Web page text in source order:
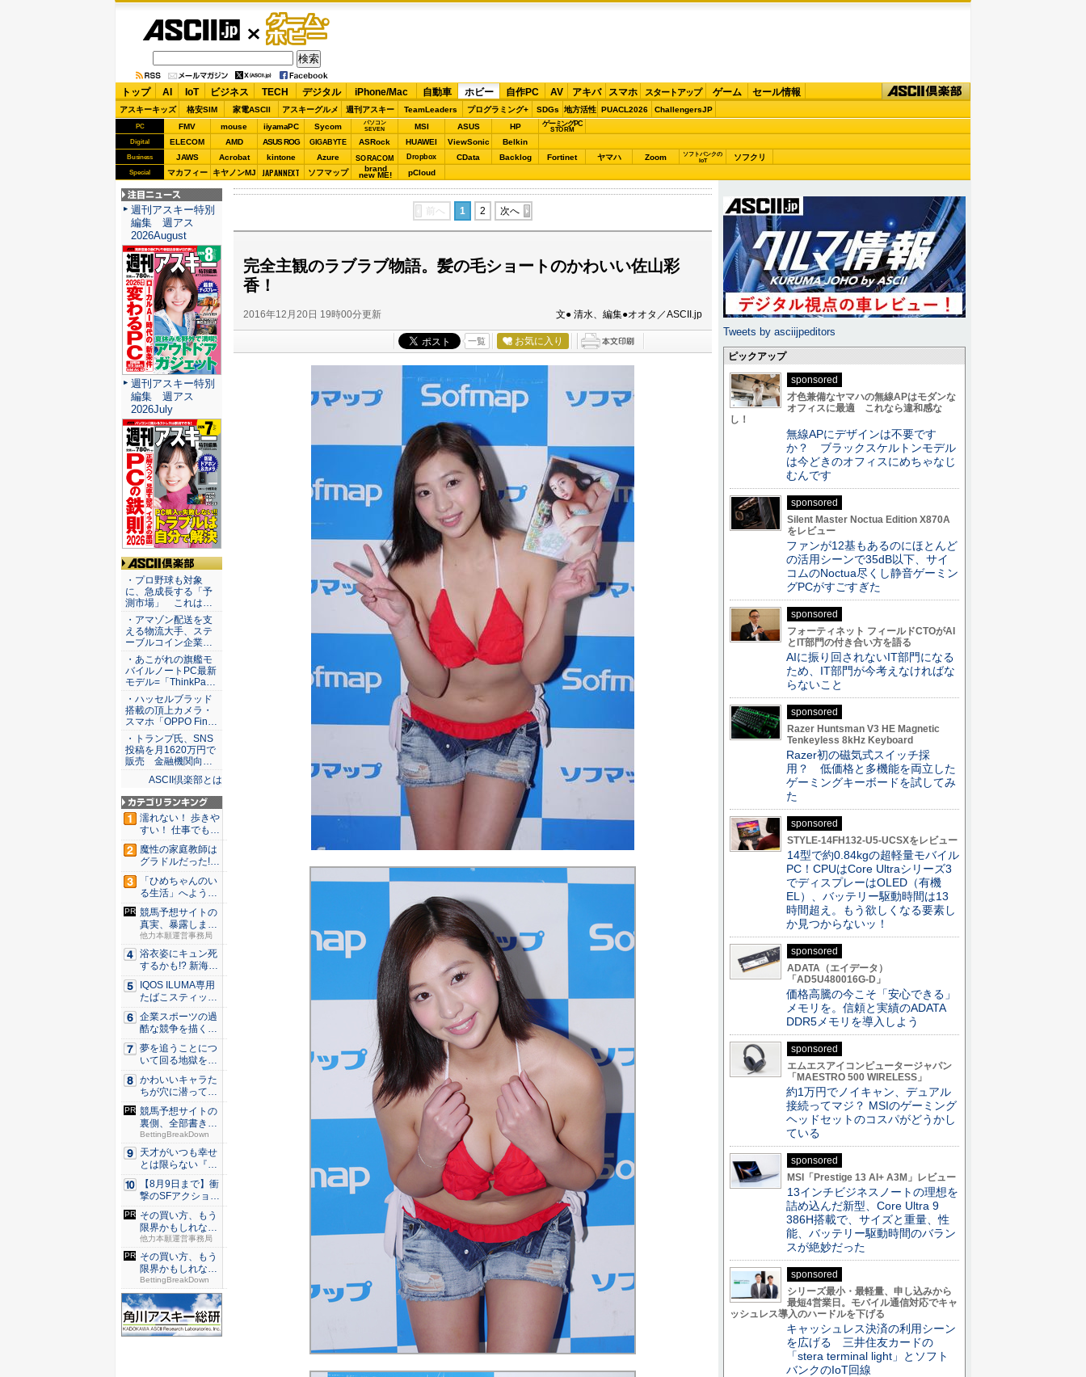
ゲーム・
ホビー
トップ AI IoT ビジネス TECH デジタル iPhone/Mac 自動車 ホビー 自作PC AV アキバ スマホ スタートアップ ゲーム セール情報
アスキーキッズ 格安SIM 家電ASCII アスキーグルメ 週刊アスキー TeamLeaders プログラミング+ SDGs 地方活性 PUACL2026 ChallengersJP
PC FMV mouse iiyamaPC Sycom
パソコン
SEVEN
MSI ASUS HP ゲーミングPC
STORM
Digital ELECOM AMD ASUS ROG GIGABYTE ASRock HUAWEI ViewSonic Belkin
Business JAWS Acrobat kintone Azure SORACOM Dropbox CData Backlog Fortinet ヤマハ Zoom
ソフトバンクの
IoT
ソフクリ
Special マカフィー キヤノンMJ JAPANNEXT ソフマップ brand
new ME! pCloud
前へ 1 2 次へ
完全主観のラブラブ物語。髪の毛ショートのかわいい佐山彩
香！
2016年12月20日 19時00分更新 文● 清水、編集●オオタ／ASCII.jp
一覧 お気に入り
注目ニュース
週刊アスキー特別
編集 週アス
2026August
週刊アスキー特別
編集 週アス
2026July
ASCII倶楽部
・プロ野球も対象
に、急成長する「予
測市場」 これは…
・アマゾン配送を支
える物流大手、ステ
ーブルコイン企業…
・あこがれの旗艦モ
バイルノートPC最新
モデル=「ThinkPa…
・ハッセルブラッド
搭載の頂上カメラ・
スマホ「OPPO Fin…
・トランプ氏、SNS
投稿を月1620万円で
販売 金融機関向…
ASCII倶楽部とは
濡れない！ 歩きや
すい！ 仕事でも履
ける...
魔性の家庭教師は
グラドルだった!?
村雨...
「ひめちゃんのい
る生活」へようこ
そ！ 「...
競馬予想サイトの
真実、暴露しま
す...
他力本願運営事務局
浴衣姿にキュン死
するかも!? 新海ま
きが...
IQOS ILUMA専用
たばこスティッ
ク...
企業スポーツの過
酷な競争を描く『J
JM ...
夢を追うことにつ
いて回る地獄を描
く『二階...
かわいいキャラた
ちが穴に潜ってひ
どい目に...
競馬予想サイトの
裏側、全部書きま
した。 ...
BettingBreakDown
天才がいつも幸せ
とは限らない『ダ
イヤモン...
【8月9日まで】衝
撃のSFアクション
『G...
その買い方、もう
限界かもしれな
い...
他力本願運営事務局
その買い方、もう
限界かもしれな
い...
BettingBreakDown
Tweets by asciijpeditors
ピックアップ
sponsored
才色兼備なヤマハの無線APはモダンな
オフィスに最適 これなら違和感な
し！
無線APにデザインは不要です
か？ ブラックスケルトンモデル
は今どきのオフィスにめちゃなじ
むんです
sponsored
Silent Master Noctua Edition X870A
をレビュー
ファンが12基もあるのにほとんど
の活用シーンで35dB以下、サイ
コムのNoctua尽くし静音ゲーミン
グPCがすごすぎた
sponsored
フォーティネット フィールドCTOがAI
とIT部門の付き合い方を語る
AIに振り回されないIT部門になる
ため、IT部門が今考えなければな
らないこと
sponsored
Razer Huntsman V3 HE Magnetic
Tenkeyless 8kHz Keyboard
Razer初の磁気式スイッチ採
用？ 低価格と多機能を両立した
ゲーミングキーボードを試してみ
た
sponsored
STYLE-14FH132-U5-UCSXをレビュー
14型で約0.84kgの超軽量モバイル
PC！CPUはCore Ultraシリーズ3
でディスプレーはOLED（有機
EL）、バッテリー駆動時間は13
時間超え。もう欲しくなる要素し
か見つからないッ！
sponsored
ADATA（エイデータ）
「AD5U480016G-D」
価格高騰の今こそ「安心できる」
メモリを。信頼と実績のADATA
DDR5メモリを導入しよう
sponsored
エムエスアイコンピュータージャパン
「MAESTRO 500 WIRELESS」
約1万円でノイキャン、デュアル
接続ってマジ？ MSIのゲーミング
ヘッドセットのコスパがどうかし
ている
sponsored
MSI「Prestige 13 AI+ A3M」レビュー
13インチビジネスノートの理想を
詰め込んだ新型、Core Ultra 9
386H搭載で、サイズと重量、性
能、バッテリー駆動時間のバラン
スが絶妙だった
sponsored
シリーズ最小・最軽量、申し込みから
最短4営業日。モバイル通信対応でキャ
ッシュレス導入のハードルを下げる
キャッシュレス決済の利用シーン
を広げる 三井住友カードの
「stera terminal light」とソフト
バンクのIoT回線